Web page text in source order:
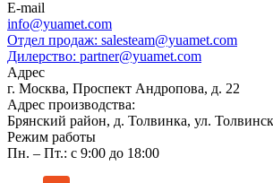
E-mail
info@yuamet.com
Отдел продаж: salesteam@yuamet.com
Дилерство: partner@yuamet.com
Адрес
г. Москва, Проспект Андропова, д. 22
Адрес производства:
Брянский район, д. Толвинка, ул.
Режим работы
Пн. – Пт.: с 9:00 до 18:00